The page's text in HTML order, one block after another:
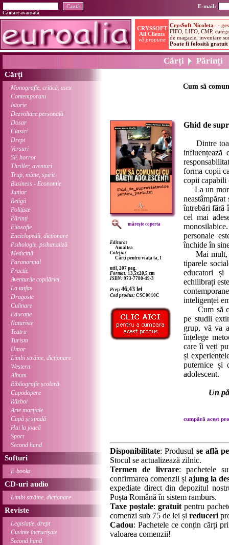
E-mail:
Căutare avansată
Cărți Părinți
Cărți
Monografie, critică, eseu
Contemporani
Istorie
Dezvoltare personală
Dosar
Clasici
Drept
Versuri
SF, horror
Thriller, aventuri
Trup, minte, spirit
Business - Economie
Junior
Religii
Polițiste
Părinți
Filosofie
Enciclopedii, dicționare
Psihologie, psihanaliză
Medicină
Paranormal
Practic
Aventurile copilăriei
La taifas
Dragoste
Culinare
Educație
Naturiste
Teatru
Turism
Umor
Limbi străine, dicționare
Western
Album
Bibliografie școlară
Capodopere
Război
Arte marțiale
Capă și spadă
Hai la joacă
Sport
Second hand
Softuri
E-books
CD-uri audio
Limbi străine, dicționare
Reviste
Legislație, drept
Cuvinte încrucișate
Second hand
Cum să
mărește coperta
Editura:
Amaltea
Coleția:
Cărți pentru viața ta, 1
util, 207 pag.
Format: 13,5x20,5 cm
ISBN: 973-7780-49-3
Preț: 46,43 lei
Cod produs: CSC0010C
Ghid de
Dintre
influențează
forma copii
copii capabili
La un
întrebări fără
cel mai
personale
închide în
Mai mult,
tiparele
educatori și
echilibrați
inteligenței
Cum să
pe studii
grup, vă va
înțelege
care îi veți
și
puternice și
adolescent.
Un
cumpără acest
Disponibilitate: Produsul se află
Stocul se actualizează zilnic.
Termen de livrare: pachetele
confirmarea comenzii șiajung la
expediate direct din depozitul
Poșta Română în sistem ramburs.
Taxe poștale: gratuitpentru
comenzi sub 75 de lei și reduceri
Cadou: Pachetele ce conțin cărți
valoarea comenzii!